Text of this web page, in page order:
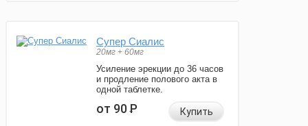
Супер Сиалис
20мг + 60мг
Усиление эрекции до 36 часов
и продление полового акта в
одной таблетке.
от 90Р Купить